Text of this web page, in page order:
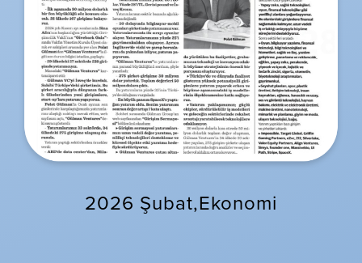
2026 Şubat,Ekonomi